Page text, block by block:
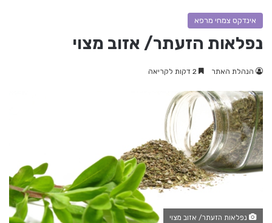
אינדקס צמחי מרפא
נפלאות הזעתר/ אזוב מצוי
הנהלת האתר
נפלאות הזעתר/ אזוב מצוי